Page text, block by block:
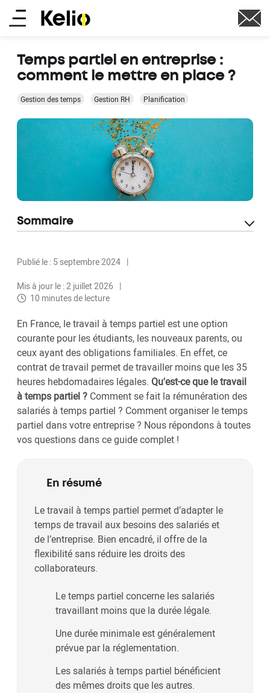
Aller
auMain
Temps partiel en entreprise :
comment le mettre en place ?
Gestion des temps Gestion RH Planification
Publié le : 5 septembre 2024
Mis à jour le : 2 juillet 2026
10 minutes de lecture
En France, le travail à temps partiel est une option
courante pour les étudiants, les nouveaux parents, ou
ceux ayant des obligations familiales. En effet, ce
contrat de travail permet de travailler moins que les 35
heures hebdomadaires légales. Qu'est-ce que le travail
à temps partiel ? Comment se fait la rémunération des
salariés à temps partiel ? Comment organiser le temps
partiel dans votre entreprise ? Nous répondons à toutes
vos questions dans ce guide complet !
En résumé
Le travail à temps partiel permet d’adapter le
temps de travail aux besoins des salariés et
de l’entreprise. Bien encadré, il offre de la
flexibilité sans réduire les droits des
collaborateurs.
Le temps partiel concerne les salariés
travaillant moins que la durée légale.
Une durée minimale est généralement
prévue par la réglementation.
Les salariés à temps partiel bénéficient
des mêmes droits que les autres.
Sommaire